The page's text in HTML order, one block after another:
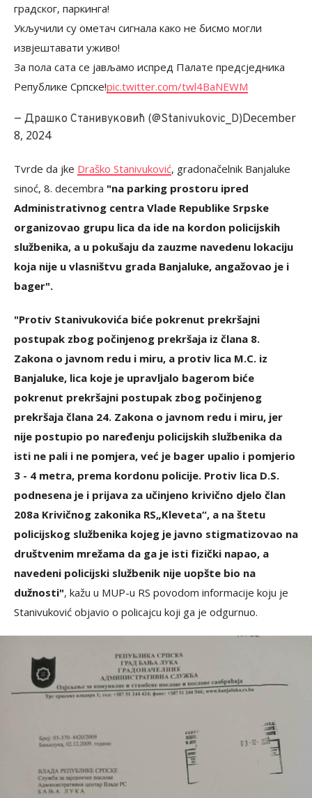
градског, паркинга!
Укључили су ометач сигнала како не бисмо могли
извјештавати уживо!
За пола сата се јављамо испред Палате предсједника
Републике Српске!pic.twitter.com/twl4BaNEWM
— Драшко Станивуковић (@Stanivukovic_D)December
8, 2024
Tvrde da jke Draško Stanivuković, gradonačelnik Banjaluke
sinoć, 8. decembra "na parking prostoru ipred
Administrativnog centra Vlade Republike Srpske
organizovao grupu lica da ide na kordon policijskih
službenika, a u pokušaju da zauzme navedenu lokaciju
koja nije u vlasništvu grada Banjaluke, angažovao je i
bager".
"Protiv Stanivukovića biće pokrenut prekršajni
postupak zbog počinjenog prekršaja iz člana 8.
Zakona o javnom redu i miru, a protiv lica M.C. iz
Banjaluke, lica koje je upravljalo bagerom biće
pokrenut prekršajni postupak zbog počinjenog
prekršaja člana 24. Zakona o javnom redu i miru, jer
nije postupio po naređenju policijskih službenika da
isti ne pali i ne pomjera, već je bager upalio i pomjerio
3 - 4 metra, prema kordonu policije. Protiv lica D.S.
podnesena je i prijava za učinjeno krivično djelo član
208a Krivičnog zakonika RS„Kleveta“, a na štetu
policijskog službenika kojeg je javno stigmatizovao na
društvenim mrežama da ga je isti fizički napao, a
navedeni policijski službenik nije uopšte bio na
dužnosti", kažu u MUP-u RS povodom informacije koju je
Stanivuković objavio o policajcu koji ga je odgurnuo.